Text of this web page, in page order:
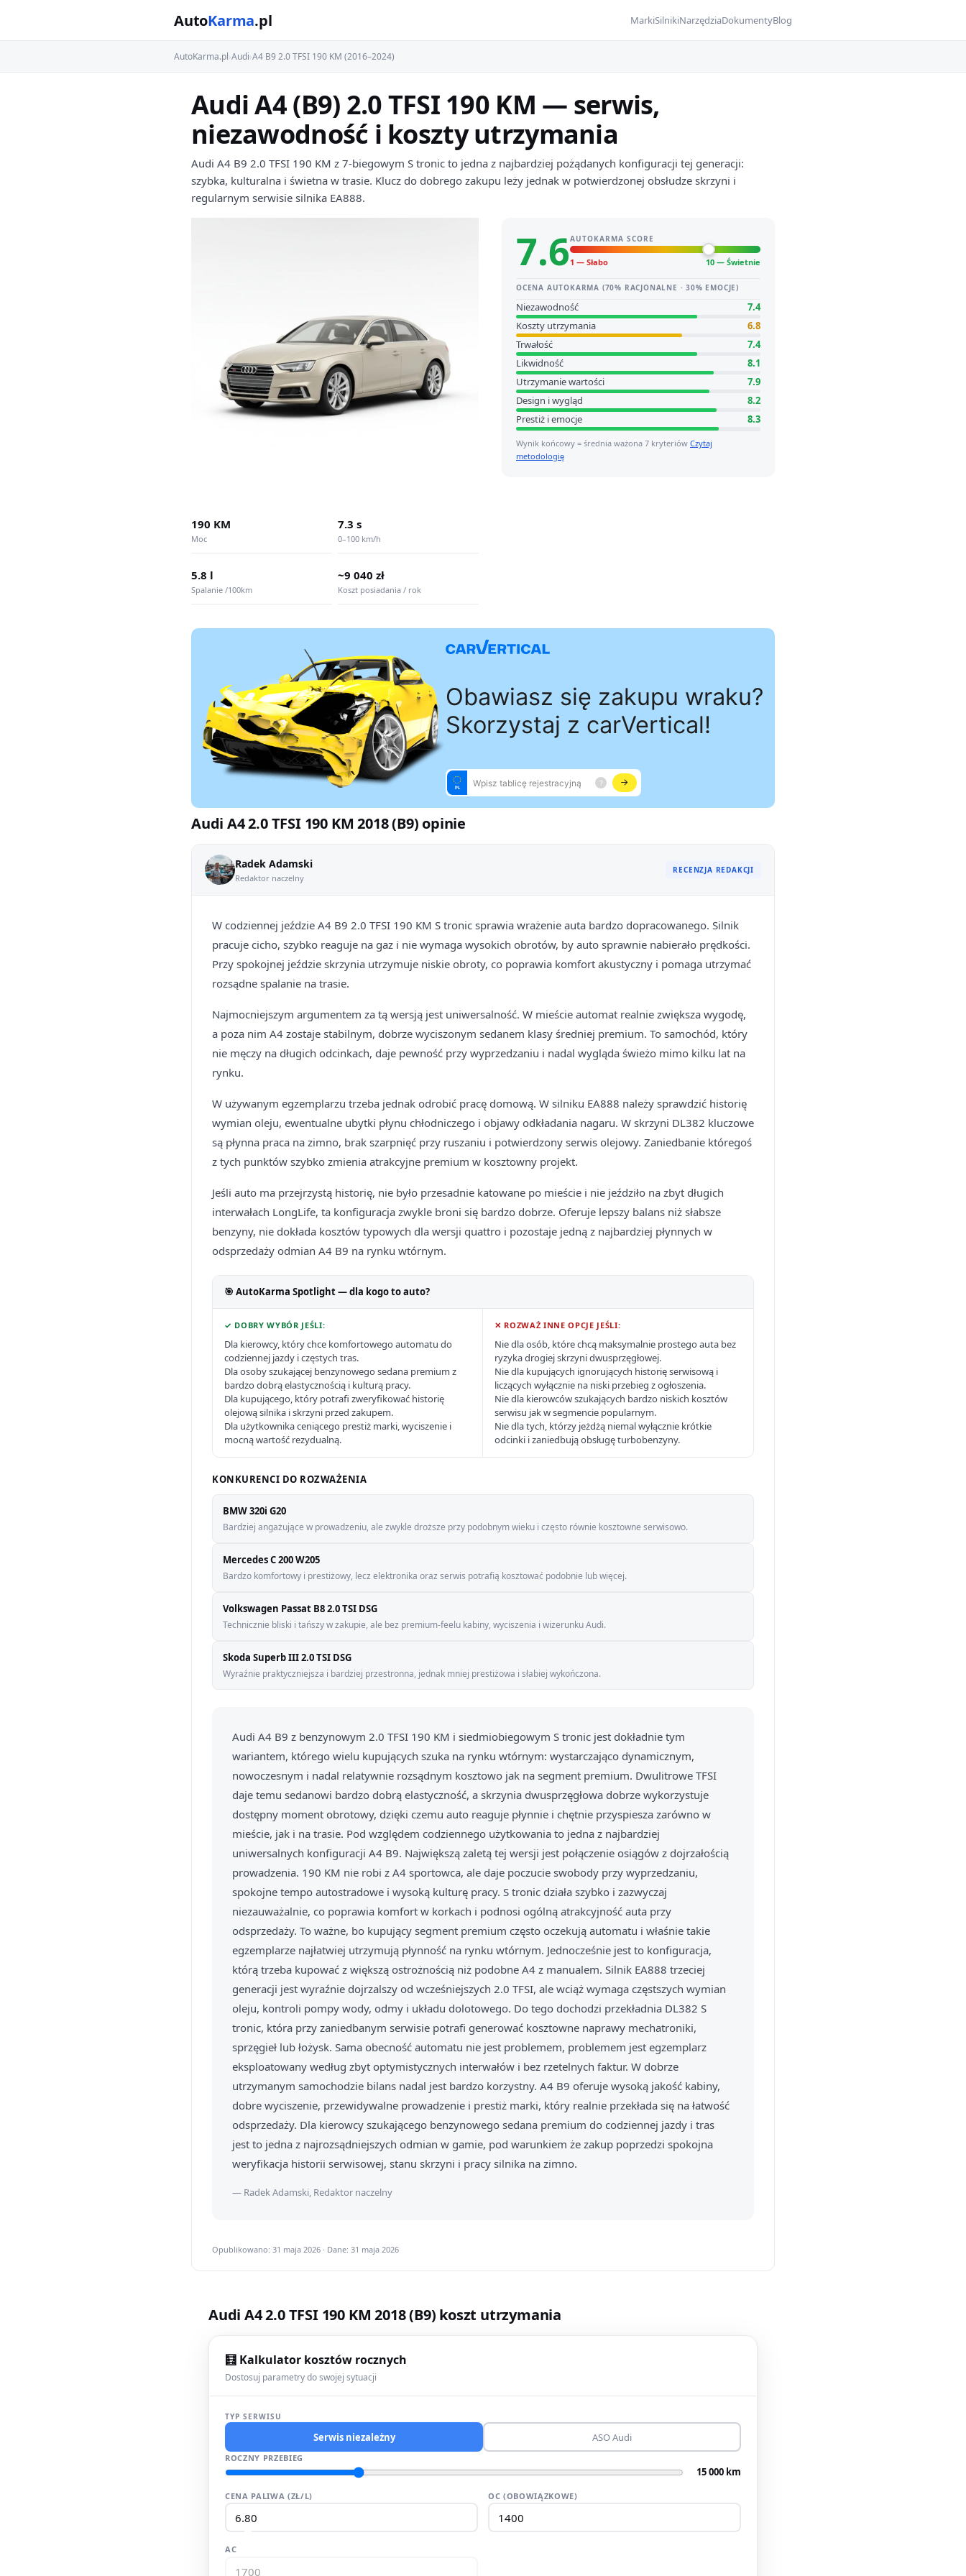
AutoKarma.pl MarkiSilnikiNarzędziaDokumentyBlog
AutoKarma.pl›Audi›A4 B9 2.0 TFSI 190 KM (2016–2024)
Audi A4 (B9) 2.0 TFSI 190 KM — serwis,
niezawodność i koszty utrzymania
Audi A4 B9 2.0 TFSI 190 KM z 7-biegowym S tronic to jedna z najbardziej pożądanych konfiguracji tej generacji:
szybka, kulturalna i świetna w trasie. Klucz do dobrego zakupu leży jednak w potwierdzonej obsłudze skrzyni i
regularnym serwisie silnika EA888.
190 KM
Moc
7.3 s
0–100 km/h
5.8 l
Spalanie /100km
~9 040 zł
Koszt posiadania / rok
7.6AUTOKARMA SCORE
1 — Słabo 10 — Świetnie
OCENA AUTOKARMA (70% RACJONALNE · 30% EMOCJE)
Niezawodność
7.4
Koszty utrzymania
6.8
Trwałość
7.4
Likwidność
8.1
Utrzymanie wartości
7.9
Design i wygląd
8.2
Prestiż i emocje
8.3
Wynik końcowy = średnia ważona 7 kryteriów Czytaj
metodologię
Audi A4 2.0 TFSI 190 KM 2018 (B9) opinie
Radek Adamski
Redaktor naczelny
RECENZJA REDAKCJI
W codziennej jeździe A4 B9 2.0 TFSI 190 KM S tronic sprawia wrażenie auta bardzo dopracowanego. Silnik
pracuje cicho, szybko reaguje na gaz i nie wymaga wysokich obrotów, by auto sprawnie nabierało prędkości.
Przy spokojnej jeździe skrzynia utrzymuje niskie obroty, co poprawia komfort akustyczny i pomaga utrzymać
rozsądne spalanie na trasie.
Najmocniejszym argumentem za tą wersją jest uniwersalność. W mieście automat realnie zwiększa wygodę,
a poza nim A4 zostaje stabilnym, dobrze wyciszonym sedanem klasy średniej premium. To samochód, który
nie męczy na długich odcinkach, daje pewność przy wyprzedzaniu i nadal wygląda świeżo mimo kilku lat na
rynku.
W używanym egzemplarzu trzeba jednak odrobić pracę domową. W silniku EA888 należy sprawdzić historię
wymian oleju, ewentualne ubytki płynu chłodniczego i objawy odkładania nagaru. W skrzyni DL382 kluczowe
są płynna praca na zimno, brak szarpnięć przy ruszaniu i potwierdzony serwis olejowy. Zaniedbanie któregoś
z tych punktów szybko zmienia atrakcyjne premium w kosztowny projekt.
Jeśli auto ma przejrzystą historię, nie było przesadnie katowane po mieście i nie jeździło na zbyt długich
interwałach LongLife, ta konfiguracja zwykle broni się bardzo dobrze. Oferuje lepszy balans niż słabsze
benzyny, nie dokłada kosztów typowych dla wersji quattro i pozostaje jedną z najbardziej płynnych w
odsprzedaży odmian A4 B9 na rynku wtórnym.
🎯 AutoKarma Spotlight — dla kogo to auto?
✓ DOBRY WYBÓR JEŚLI:
Dla kierowcy, który chce komfortowego automatu do
codziennej jazdy i częstych tras.
Dla osoby szukającej benzynowego sedana premium z
bardzo dobrą elastycznością i kulturą pracy.
Dla kupującego, który potrafi zweryfikować historię
olejową silnika i skrzyni przed zakupem.
Dla użytkownika ceniącego prestiż marki, wyciszenie i
mocną wartość rezydualną.
✕ ROZWAŻ INNE OPCJE JEŚLI:
Nie dla osób, które chcą maksymalnie prostego auta bez
ryzyka drogiej skrzyni dwusprzęgłowej.
Nie dla kupujących ignorujących historię serwisową i
liczących wyłącznie na niski przebieg z ogłoszenia.
Nie dla kierowców szukających bardzo niskich kosztów
serwisu jak w segmencie popularnym.
Nie dla tych, którzy jeżdżą niemal wyłącznie krótkie
odcinki i zaniedbują obsługę turbobenzyny.
KONKURENCI DO ROZWAŻENIA
BMW 320i G20
Bardziej angażujące w prowadzeniu, ale zwykle droższe przy podobnym wieku i często równie kosztowne serwisowo.
Mercedes C 200 W205
Bardzo komfortowy i prestiżowy, lecz elektronika oraz serwis potrafią kosztować podobnie lub więcej.
Volkswagen Passat B8 2.0 TSI DSG
Technicznie bliski i tańszy w zakupie, ale bez premium-feelu kabiny, wyciszenia i wizerunku Audi.
Skoda Superb III 2.0 TSI DSG
Wyraźnie praktyczniejsza i bardziej przestronna, jednak mniej prestiżowa i słabiej wykończona.
Audi A4 B9 z benzynowym 2.0 TFSI 190 KM i siedmiobiegowym S tronic jest dokładnie tym
wariantem, którego wielu kupujących szuka na rynku wtórnym: wystarczająco dynamicznym,
nowoczesnym i nadal relatywnie rozsądnym kosztowo jak na segment premium. Dwulitrowe TFSI
daje temu sedanowi bardzo dobrą elastyczność, a skrzynia dwusprzęgłowa dobrze wykorzystuje
dostępny moment obrotowy, dzięki czemu auto reaguje płynnie i chętnie przyspiesza zarówno w
mieście, jak i na trasie. Pod względem codziennego użytkowania to jedna z najbardziej
uniwersalnych konfiguracji A4 B9. Największą zaletą tej wersji jest połączenie osiągów z dojrzałością
prowadzenia. 190 KM nie robi z A4 sportowca, ale daje poczucie swobody przy wyprzedzaniu,
spokojne tempo autostradowe i wysoką kulturę pracy. S tronic działa szybko i zazwyczaj
niezauważalnie, co poprawia komfort w korkach i podnosi ogólną atrakcyjność auta przy
odsprzedaży. To ważne, bo kupujący segment premium często oczekują automatu i właśnie takie
egzemplarze najłatwiej utrzymują płynność na rynku wtórnym. Jednocześnie jest to konfiguracja,
którą trzeba kupować z większą ostrożnością niż podobne A4 z manualem. Silnik EA888 trzeciej
generacji jest wyraźnie dojrzalszy od wcześniejszych 2.0 TFSI, ale wciąż wymaga częstszych wymian
oleju, kontroli pompy wody, odmy i układu dolotowego. Do tego dochodzi przekładnia DL382 S
tronic, która przy zaniedbanym serwisie potrafi generować kosztowne naprawy mechatroniki,
sprzęgieł lub łożysk. Sama obecność automatu nie jest problemem, problemem jest egzemplarz
eksploatowany według zbyt optymistycznych interwałów i bez rzetelnych faktur. W dobrze
utrzymanym samochodzie bilans nadal jest bardzo korzystny. A4 B9 oferuje wysoką jakość kabiny,
dobre wyciszenie, przewidywalne prowadzenie i prestiż marki, który realnie przekłada się na łatwość
odsprzedaży. Dla kierowcy szukającego benzynowego sedana premium do codziennej jazdy i tras
jest to jedna z najrozsądniejszych odmian w gamie, pod warunkiem że zakup poprzedzi spokojna
weryfikacja historii serwisowej, stanu skrzyni i pracy silnika na zimno.
— Radek Adamski, Redaktor naczelny
Opublikowano: 31 maja 2026 · Dane: 31 maja 2026
Audi A4 2.0 TFSI 190 KM 2018 (B9) koszt utrzymania
🧮 Kalkulator kosztów rocznych
Dostosuj parametry do swojej sytuacji
TYP SERWISU
Serwis niezależny ASO Audi
ROCZNY PRZEBIEG
15 000 km
CENA PALIWA (ZŁ/L) OC (OBOWIĄZKOWE)
AC